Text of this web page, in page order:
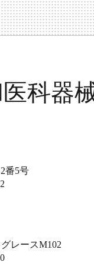
科器
番5号
グレースM102